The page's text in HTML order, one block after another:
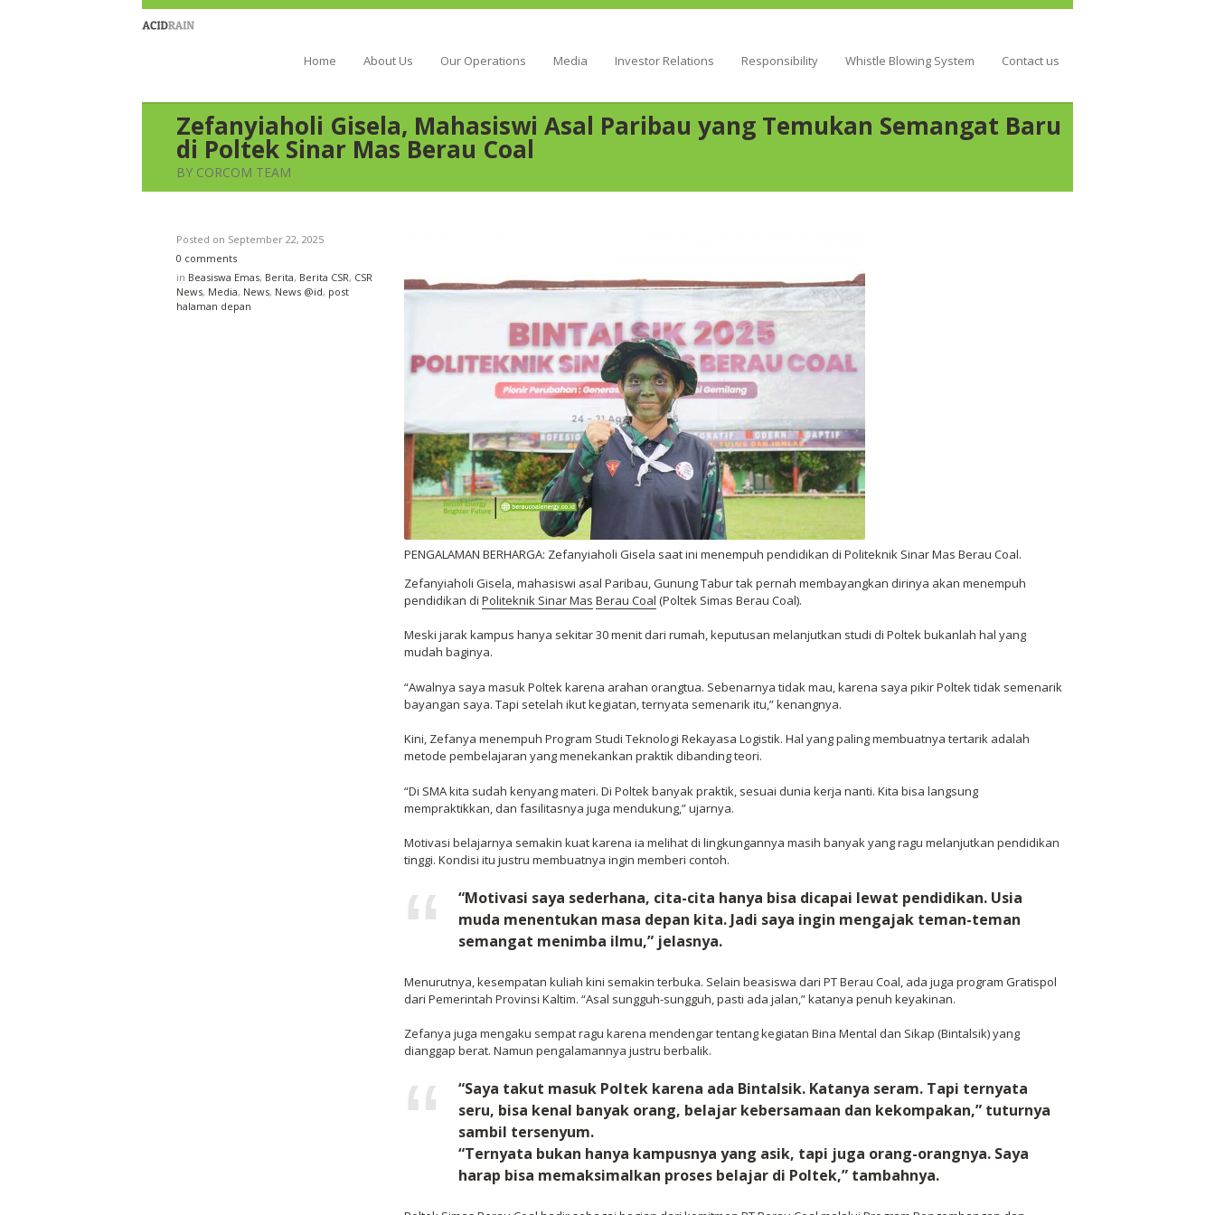
Home About Us Our Operations Media Investor Relations Responsibility Whistle Blowing System Contact us
Zefanyiaholi Gisela, Mahasiswi Asal Paribau yang Temukan Semangat Baru
di Poltek Sinar Mas Berau Coal
BY CORCOM TEAM
PENGALAMAN BERHARGA: Zefanyiaholi Gisela saat ini menempuh pendidikan di Politeknik Sinar Mas Berau Coal.
Zefanyiaholi Gisela, mahasiswi asal Paribau, Gunung Tabur tak pernah membayangkan dirinya akan menempuh
pendidikan diPoliteknik Sinar Mas Berau Coal (Poltek Simas Berau Coal).
Meski jarak kampus hanya sekitar 30 menit dari rumah, keputusan melanjutkan studi di Poltek bukanlah hal yang
mudah baginya.
“Awalnya saya masuk Poltek karena arahan orangtua. Sebenarnya tidak mau, karena saya pikir Poltek tidak semenarik
bayangan saya. Tapi setelah ikut kegiatan, ternyata semenarik itu,” kenangnya.
Kini, Zefanya menempuh Program Studi Teknologi Rekayasa Logistik. Hal yang paling membuatnya tertarik adalah
metode pembelajaran yang menekankan praktik dibanding teori.
“Di SMA kita sudah kenyang materi. Di Poltek banyak praktik, sesuai dunia kerja nanti. Kita bisa langsung
mempraktikkan, dan fasilitasnya juga mendukung,” ujarnya.
Motivasi belajarnya semakin kuat karena ia melihat di lingkungannya masih banyak yang ragu melanjutkan pendidikan
tinggi. Kondisi itu justru membuatnya ingin memberi contoh.
“Motivasi saya sederhana, cita-cita hanya bisa dicapai lewat pendidikan. Usia
muda menentukan masa depan kita. Jadi saya ingin mengajak teman-teman
semangat menimba ilmu,” jelasnya.
Menurutnya, kesempatan kuliah kini semakin terbuka. Selain beasiswa dari PT Berau Coal, ada juga program Gratispol
dari Pemerintah Provinsi Kaltim. “Asal sungguh-sungguh, pasti ada jalan,” katanya penuh keyakinan.
Zefanya juga mengaku sempat ragu karena mendengar tentang kegiatan Bina Mental dan Sikap (Bintalsik) yang
dianggap berat. Namun pengalamannya justru berbalik.
“Saya takut masuk Poltek karena ada Bintalsik. Katanya seram. Tapi ternyata
seru, bisa kenal banyak orang, belajar kebersamaan dan kekompakan,” tuturnya
sambil tersenyum.
“Ternyata bukan hanya kampusnya yang asik, tapi juga orang-orangnya. Saya
harap bisa memaksimalkan proses belajar di Poltek,” tambahnya.
Posted on September 22, 2025
0 comments
in Beasiswa Emas, Berita, Berita CSR, CSR
News, Media, News, News @id, post
halaman depan